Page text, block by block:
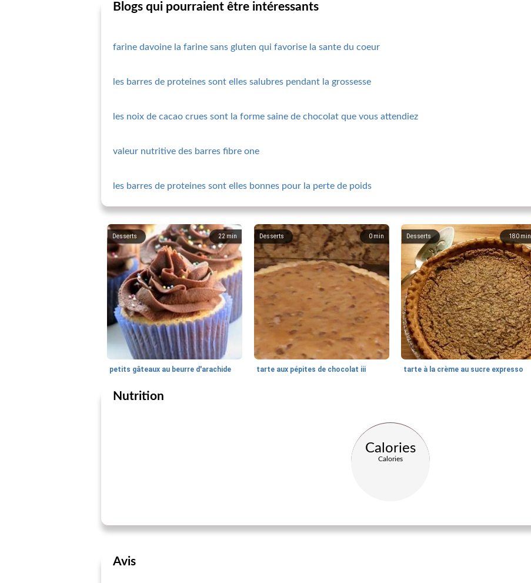
Blogs qui pourraient être intéressants
farine davoine la farine sans gluten qui favorise la sante du coeur
les barres de proteines sont elles salubres pendant la grossesse
les noix de cacao crues sont la forme saine de chocolat que vous attendiez
valeur nutritive des barres fibre one
les barres de proteines sont elles bonnes pour la perte de poids
22 min
Desserts
petits gâteaux au beurre d'arachide
0 min
Desserts
tarte aux pépites de chocolat iii
180 min
Desserts
tarte à la crème au sucre expresso
Nutrition
Calories
Calories
Avis